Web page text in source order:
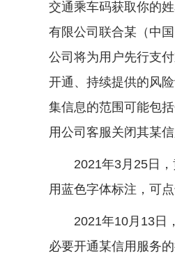
交通乘车码获取你的
有限公司联合某（中
公司将为用户先行支
开通、持续提供的风
集信息的范围可能包
用公司客服关闭其某
2021年3月25日，黄
用蓝色字体标注，可
2021年10月13日，
必要开通某信用服务